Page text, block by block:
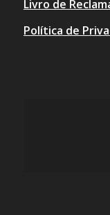
Livro de
Política de